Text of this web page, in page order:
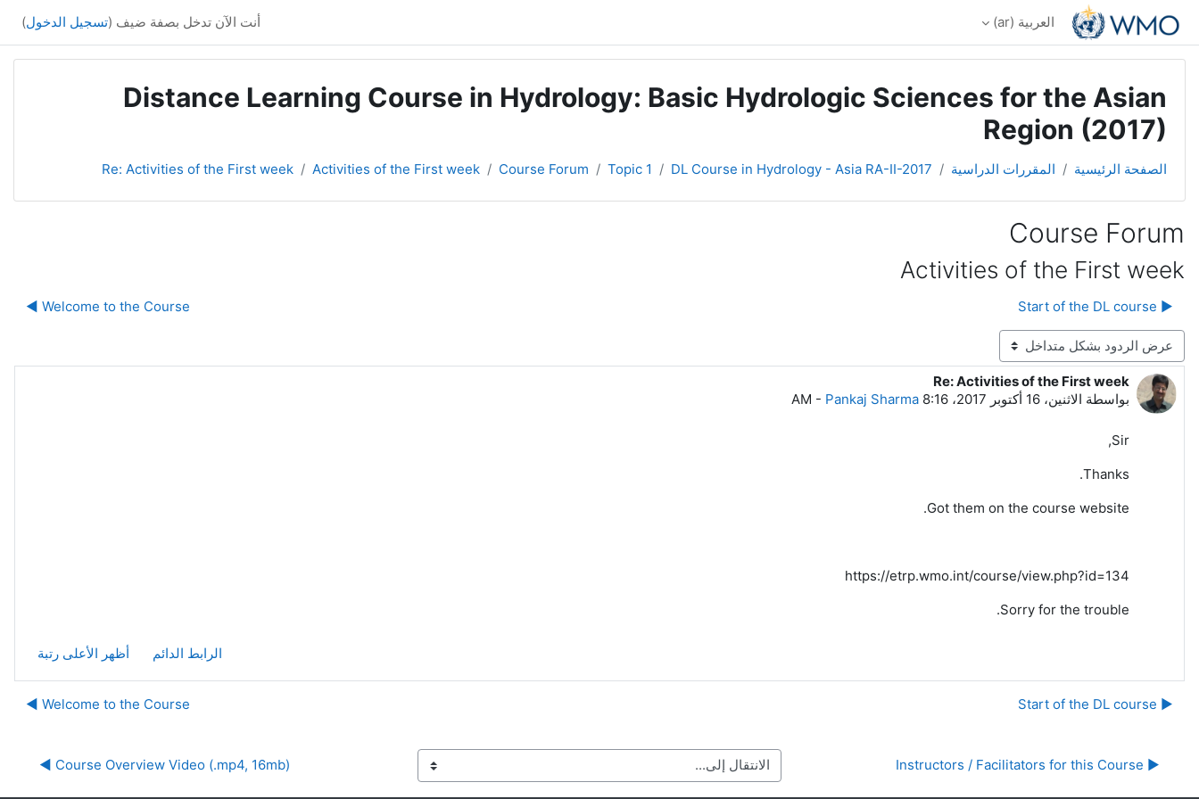
تخطى إلى المحتوى الرئيسي
العربية ‎(ar)‎ أنت الآن تدخل بصفة ضيف (تسجيل الدخول)
Distance Learning Course in Hydrology: Basic Hydrologic Sciences for the Asian
Region (2017)
الصفحة الرئيسية المقررات الدراسية DL Course in Hydrology - Asia RA-II-2017
Topic 1
Course Forum
Activities of the First week
Re: Activities of the First week
Course Forum
Activities of the First week
▶︎ Start of the DL course
Welcome to the Course ◀︎
نمط العرض
Re: Activities of the First week
بواسطة الاثنين، 16 أكتوبر 2017، 8:16 AM - Pankaj Sharma
عدد الردود: 0
Sir,
Thanks.
Got them on the course website.
https://etrp.wmo.int/course/view.php?id=134
Sorry for the trouble.
الرابط الدائم أظهر الأعلى رتبة
▶︎ Start of the DL course
Welcome to the Course ◀︎
▶︎ Instructors / Facilitators for this Course الانتقال إلى... Course Overview Video (.mp4, 16mb) ◀︎